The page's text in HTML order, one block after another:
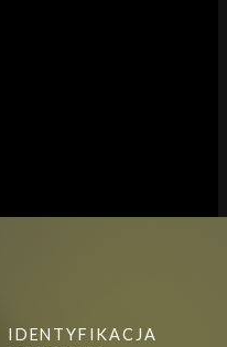
IDENTYFIKACJA